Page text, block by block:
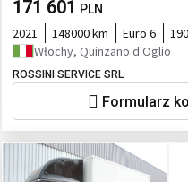
171 601 PLN
2021 148000 km Euro 6
Włochy, Quinzano d'Oglio
ROSSINI SERVICE SRL
Formularz